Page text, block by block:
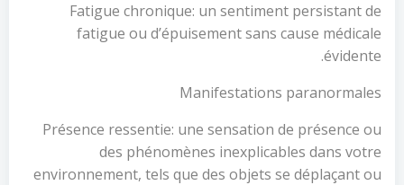
Fatigue chronique: un sentiment persistant de
fatigue ou d’épuisement sans cause médicale
évidente.
Manifestations paranormales
Présence ressentie: une sensation de présence ou
des phénomènes inexplicables dans votre
environnement, tels que des objets se déplaçant ou